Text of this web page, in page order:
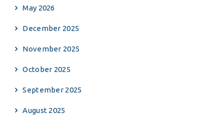
May 2026
December 2025
November 2025
October 2025
September 2025
August 2025